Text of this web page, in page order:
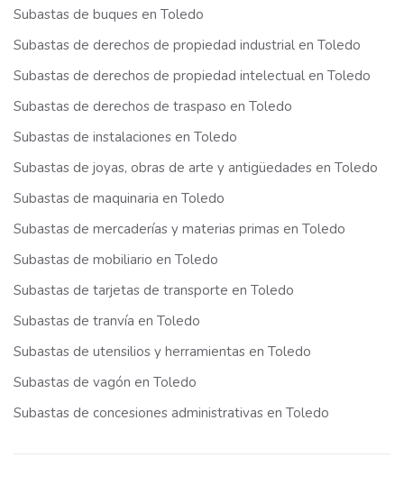
Subastas de buques en Toledo
Subastas de derechos de propiedad industrial en Toledo
Subastas de derechos de propiedad intelectual en Toledo
Subastas de derechos de traspaso en Toledo
Subastas de instalaciones en Toledo
Subastas de joyas, obras de arte y antigüedades en Toledo
Subastas de maquinaria en Toledo
Subastas de mercaderías y materias primas en Toledo
Subastas de mobiliario en Toledo
Subastas de tarjetas de transporte en Toledo
Subastas de tranvía en Toledo
Subastas de utensilios y herramientas en Toledo
Subastas de vagón en Toledo
Subastas de concesiones administrativas en Toledo